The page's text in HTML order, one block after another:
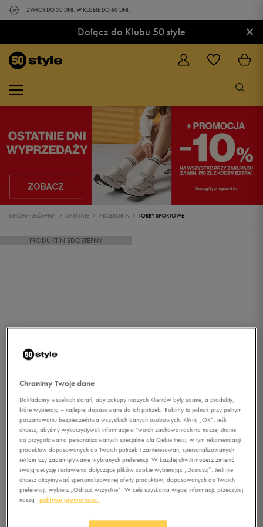
ZWROT DO 30 DNI. W KLUBIE DO 60 DNI.
Dołącz do Klubu 50 style ×
STRONA GŁÓWNA DAMSKIE AKCESORIA TORBY SPORTOWE
PRODUKT NIEDOSTĘPNY
1/3
Chronimy Twoje dane
Dokładamy wszelkich starań, aby zakupy naszych Klientów były udane, a produkty,
które wybierają – najlepiej dopasowane do ich potrzeb. Robimy to jednak przy pełnym
poszanowaniu bezpieczeństwa wszystkich danych osobowych. Kliknij „OK”, jeśli
chcesz, abyśmy wykorzystywali informacje o Twoich zachowaniach na naszej stronie
do przygotowania personalizowanych specjalnie dla Ciebie treści, w tym rekomendacji
produktów dopasowanych do Twoich potrzeb i zainteresowań, spersonalizowanych
reklam czy zapamiętywanie wybranych preferencji. W każdej chwili możesz zmienić
swoją decyzję i ustawienia dotyczące plików cookie wybierając „Dostosuj”. Jeśli nie
chcesz otrzymywać spersonalizowanej oferty produktów, dopasowanych do Twoich
preferencji, wybierz „Odrzuć wszystkie”. W celu uzyskania więcej informacji, przeczytaj
naszą
politykę prywatności.